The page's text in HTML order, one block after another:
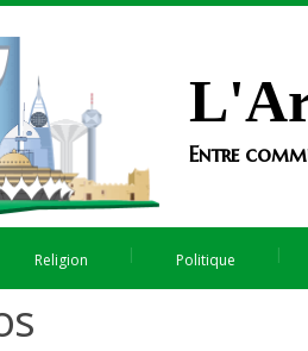
Entre
Religion Politique